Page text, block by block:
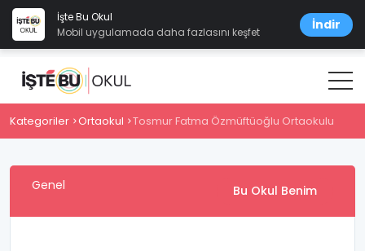
İşte Bu Okul
Mobil uygulamada daha fazlasını keşfet
İndir
Kategoriler Ortaokul Tosmur Fatma Özmüftüoğlu Ortaokulu
Genel Bu Okul Benim